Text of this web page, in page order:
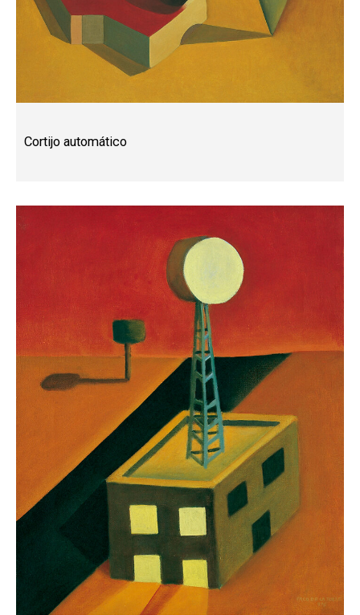
Cortijo automático